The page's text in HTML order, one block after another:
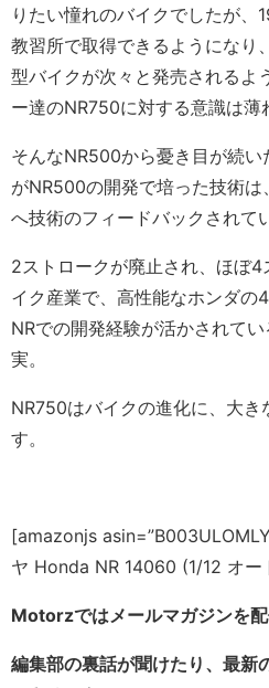
りたい憧れのバイクでしたが、
教習所で取得できるようになり
型バイクが次々と発売されるよ
ー達のNR750に対する意識は薄
そんなNR500から憂き目が続
がNR500の開発で培った技術
へ技術のフィードバックされて
2ストロークが廃止され、ほぼ
イク産業で、高性能なホンダの
NRでの開発経験が活かされて
実。
NR750はバイクの進化に、大き
す。
[amazonjs
ヤ Honda NR 14060 (1/12 オー
Motorzではメールマガジンを配
編集部の裏話が聞けたり、最新